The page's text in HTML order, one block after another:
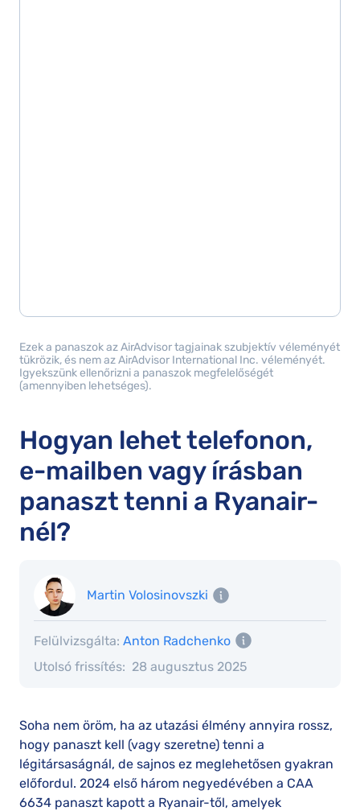
Ezek a panaszok az AirAdvisor tagjainak szubjektív véleményét
tükrözik, és nem az AirAdvisor International Inc. véleményét.
Igyekszünk ellenőrizni a panaszok megfelelőségét
(amennyiben lehetséges).
Hogyan lehet telefonon,
e-mailben vagy írásban
panaszt tenni a Ryanair-
nél?
Martin Volosinovszki
Utolsó frissítés: 28 augusztus 2025
Felülvizsgálta: Anton Radchenko
Soha nem öröm, ha az utazási élmény annyira rossz,
hogy panaszt kell (vagy szeretne) tenni a
légitársaságnál, de sajnos ez meglehetősen gyakran
előfordul. 2024 első három negyedévében a CAA
6634 panaszt kapott a Ryanair-től, amelyek